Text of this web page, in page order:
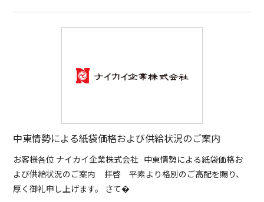
中東情勢による紙袋価格および供給状況のご案内
お客様各位 ナイカイ企業株式会社 中東情勢による紙袋価格お
よび供給状況のご案内 拝啓 平素より格別のご高配を賜り、
厚く御礼申し上げます。 さて�